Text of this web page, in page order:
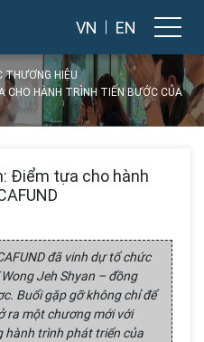
VN EN
THƯƠNG HIỆU
CHO HÀNH TRÌNH TIẾN BƯỚC CỦA
Điểm tựa cho hành
đã vinh dự tổ chức
Jeh Shyan – đồng
Buổi gặp gỡ không chỉ để
ra một chương mới với
hành trình phát triển của